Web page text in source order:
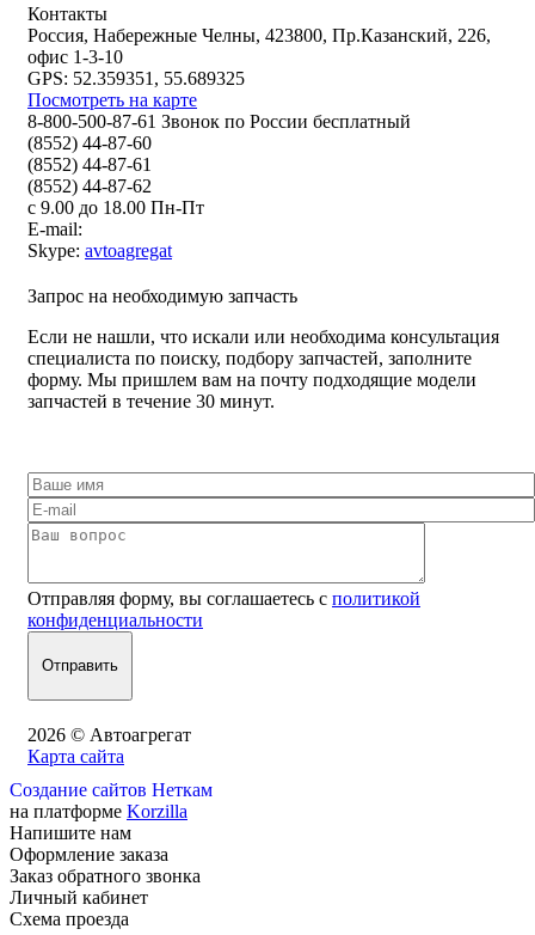
Контакты
Россия, Набережные Челны, 423800, Пр.Казанский, 226,
офис 1-3-10
GPS: 52.359351, 55.689325
Посмотреть на карте
8-800-500-87-61 Звонок по России бесплатный
(8552) 44-87-60
(8552) 44-87-61
(8552) 44-87-62
с 9.00 до 18.00 Пн-Пт
E-mail:
Skype: avtoagregat
Запрос на необходимую запчасть
Если не нашли, что искали или необходима консультация
специалиста по поиску, подбору запчастей, заполните
форму. Мы пришлем вам на почту подходящие модели
запчастей в течение 30 минут.
Отправляя форму, вы соглашаетесь с политикой
конфиденциальности
2026 © Автоагрегат
Карта сайта
Создание сайтов Неткам
на платформе Korzilla
Напишите нам
Оформление заказа
Заказ обратного звонка
Личный кабинет
Схема проезда